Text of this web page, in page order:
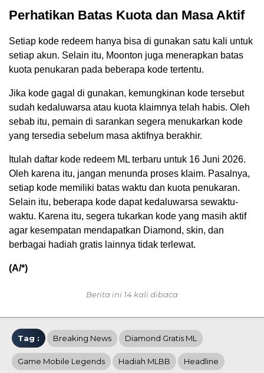
Perhatikan Batas Kuota dan Masa Aktif
Setiap kode redeem hanya bisa di gunakan satu kali untuk
setiap akun. Selain itu, Moonton juga menerapkan batas
kuota penukaran pada beberapa kode tertentu.
Jika kode gagal di gunakan, kemungkinan kode tersebut
sudah kedaluwarsa atau kuota klaimnya telah habis. Oleh
sebab itu, pemain di sarankan segera menukarkan kode
yang tersedia sebelum masa aktifnya berakhir.
Itulah daftar kode redeem ML terbaru untuk 16 Juni 2026.
Oleh karena itu, jangan menunda proses klaim. Pasalnya,
setiap kode memiliki batas waktu dan kuota penukaran.
Selain itu, beberapa kode dapat kedaluwarsa sewaktu-
waktu. Karena itu, segera tukarkan kode yang masih aktif
agar kesempatan mendapatkan Diamond, skin, dan
berbagai hadiah gratis lainnya tidak terlewat.
(A/*)
Berita ini 14 kali dibaca
Tag : Breaking News Diamond Gratis ML
Game Mobile Legends Hadiah MLBB Headline